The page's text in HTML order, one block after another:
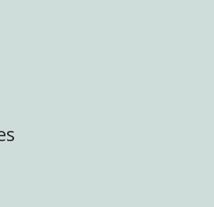
annuelles d'énergie : entre
La Maison - Immobilier,
par la CCI Paris Ile-de-
capital de 1000€, immatriculée
du Onze Novembre, 93600